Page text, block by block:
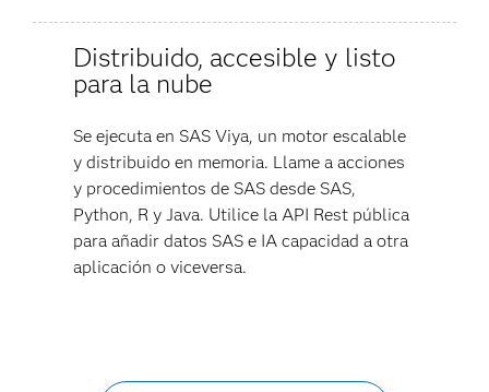
Distribuido, accesible y listo
para la nube
Se ejecuta en SAS Viya, un motor escalable
y distribuido en memoria. Llame a acciones
y procedimientos de SAS desde SAS,
Python, R y Java. Utilice la API Rest pública
para añadir datos SAS e IA capacidad a otra
aplicación o viceversa.